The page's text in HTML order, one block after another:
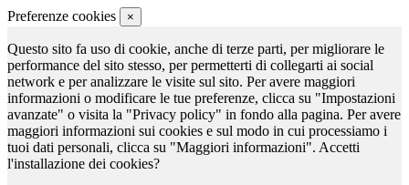
Preferenze cookies ×
Questo sito fa uso di cookie, anche di terze parti, per migliorare le
performance del sito stesso, per permetterti di collegarti ai social
network e per analizzare le visite sul sito. Per avere maggiori
informazioni o modificare le tue preferenze, clicca su "Impostazioni
avanzate" o visita la "Privacy policy" in fondo alla pagina. Per avere
maggiori informazioni sui cookies e sul modo in cui processiamo i
tuoi dati personali, clicca su "Maggiori informazioni". Accetti
l'installazione dei cookies?